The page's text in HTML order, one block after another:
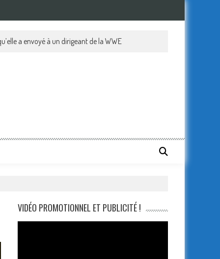
VIDÉO PROMOTIONNEL ET PUBLICITÉ !